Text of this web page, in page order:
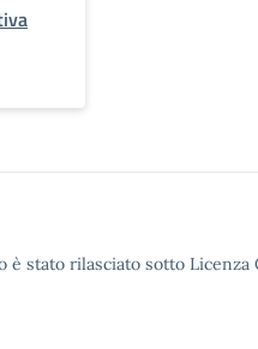
stato rilasciato sotto